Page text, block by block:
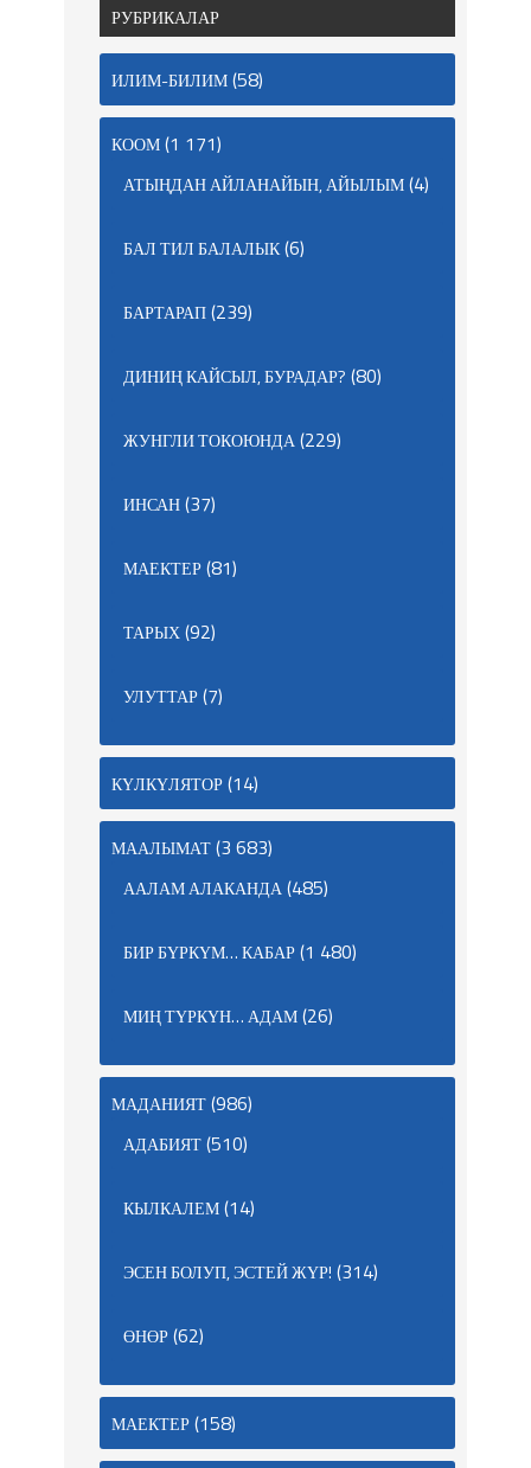
РУБРИКАЛАР
ИЛИМ-БИЛИМ(58)
КООМ(1 171)
АТЫҢДАН АЙЛАНАЙЫН, АЙЫЛЫМ(4)
БАЛ ТИЛ БАЛАЛЫК(6)
БАРТАРАП(239)
ДИНИҢ КАЙСЫЛ, БУРАДАР? (80)
ЖУНГЛИ ТОКОЮНДА(229)
ИНСАН(37)
МАЕКТЕР(81)
ТАРЫХ(92)
УЛУТТАР(7)
КҮЛКҮЛЯТОР(14)
МААЛЫМАТ(3 683)
ААЛАМ АЛАКАНДА(485)
БИР БҮРКҮМ… КАБАР(1 480)
МИҢ ТҮРКҮН… АДАМ(26)
МАДАНИЯТ(986)
АДАБИЯТ(510)
КЫЛКАЛЕМ(14)
ЭСЕН БОЛУП, ЭСТЕЙ ЖҮР! (314)
ӨНӨР(62)
МАЕКТЕР(158)